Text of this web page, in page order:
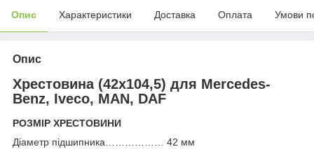
Опис Характеристики Доставка Оплата Умови
Опис
Хрестовина (42х104,5) для Mercedes-
Benz, Iveco, MAN, DAF
РОЗМІР ХРЕСТОВИНИ
Діаметр підшипника……………… 42 мм